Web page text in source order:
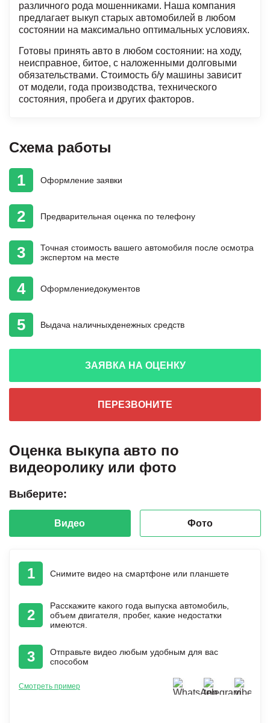
различного рода мошенниками. Наша компания
предлагает выкуп старых автомобилей в любом
состоянии на максимально оптимальных условиях.
Готовы принять авто в любом состоянии: на ходу,
неисправное, битое, с наложенными долговыми
обязательствами. Стоимость б/у машины зависит
от модели, года производства, технического
состояния, пробега и других факторов.
Схема работы
1 Оформление заявки
2 Предварительная оценка по телефону
3 Точная стоимость вашего автомобиля после осмотра
экспертом на месте
4 Оформлениедокументов
5 Выдача наличныхденежных средств
ЗАЯВКА НА ОЦЕНКУ
ПЕРЕЗВОНИТЕ
Оценка выкупа авто по
видеоролику или фото
Выберите:
Видео Фото
1 Снимите видео на смартфоне или планшете
2
Расскажите какого года выпуска автомобиль,
объем двигателя, пробег, какие недостатки
имеются.
3
Отправьте видео любым удобным для вас
способом
Смотреть пример